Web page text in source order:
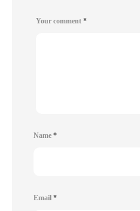
Your comment *
Name *
Email *